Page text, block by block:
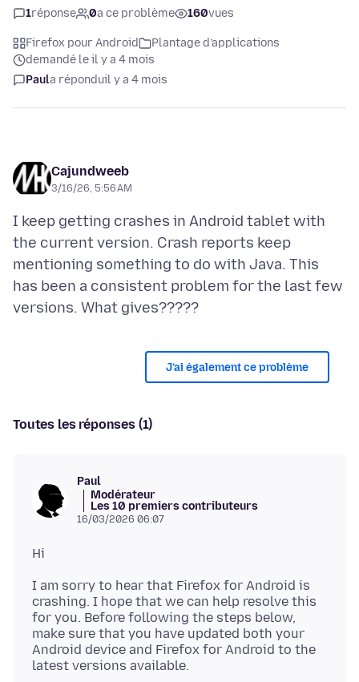
1réponse 0a ce problème 160vues
Firefox pour Android
Plantage d’applications
demandé le il y a 4 mois
Paula réponduil y a 4 mois
Cajundweeb
3/16/26, 5:56 AM
I keep getting crashes in Android tablet with
the current version. Crash reports keep
mentioning something to do with Java. This
has been a consistent problem for the last few
J’ai également ce problème
Toutes les réponses (1)
Paul
Modérateur
Les 10 premiers contributeurs
16/03/2026 06:07
I am sorry to hear that Firefox for Android is
crashing. I hope that we can help resolve this
for you. Before following the steps below,
make sure that you have updated both your
Android device and Firefox for Android to the